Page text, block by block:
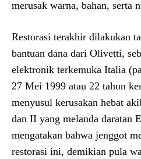
merusak warna, bahan, serta
Restorasi terakhir dilakukan
bantuan dana dari Olivetti,
elektronik terkemuka Italia
27 Mei 1999 atau 22 tahun
menyusul kerusakan hebat
dan II yang melanda daratan
mengatakan bahwa jenggot
restorasi ini, demikian pula